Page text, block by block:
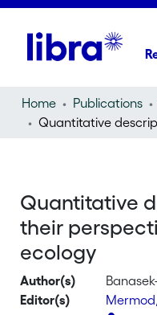
Home Publications
Quantitative
their
ecology
Author(s)
Editor(s)